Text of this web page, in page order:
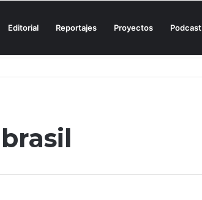
Editorial Reportajes Proyectos Podcast